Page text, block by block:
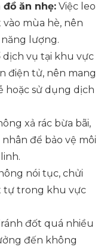
ăn nhẹ: Việc leo
mùa hè, nên
lượng.
dịch vụ tại khu vực
điện tử, nên mang
hoặc sử dụng dịch
xả rác bừa bãi,
để bảo vệ môi
nói tục, chửi
tự trong khu vực
đốt quá nhiều
đến không